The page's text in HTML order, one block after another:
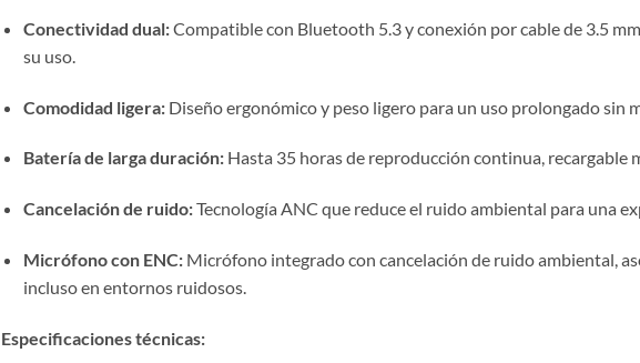
Conectividad dual:Compatible con Bluetooth 5.3 y conexión por cable de 3.5
su uso.
Comodidad ligera: Diseño ergonómico y peso ligero para un uso prolongado sin
Batería de larga duración: Hasta 35 horas de reproducción continua, recargable
Cancelación de ruido:Tecnología ANC que reduce el ruido ambiental para una
Micrófono con ENC: Micrófono integrado con cancelación de ruido ambiental,
incluso en entornos ruidosos.
Especificaciones técnicas: